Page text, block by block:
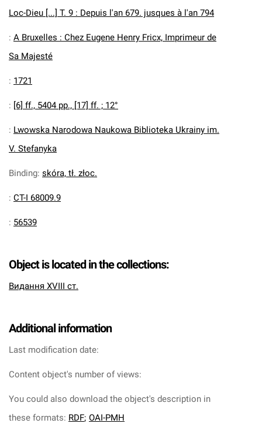
Loc-Dieu [...] T. 9 : Depuis l'an 679. jusques à l'an 794
: A Bruxelles : Chez Eugene Henry Fricx, Imprimeur de
Sa Majesté
: 1721
: [6] ff., 5404 pp., [17] ff. ; 12°
: Lwowska Narodowa Naukowa Biblioteka Ukrainy im.
V. Stefanyka
Binding: skóra, tł. złoc.
: CT-I 68009.9
: 56539
Object is located in the collections:
Видання XVIII ст.
Additional information
Last modification date:
Content object's number of views:
You could also download the object's description in
these formats: RDF; OAI-PMH